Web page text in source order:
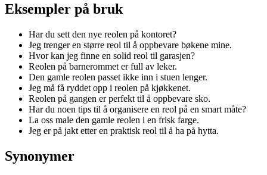
Eksempler på bruk
Har du sett den nye reolen på kontoret?
Jeg trenger en større reol til å oppbevare bøkene mine.
Hvor kan jeg finne en solid reol til garasjen?
Reolen på barnerommet er full av leker.
Den gamle reolen passet ikke inn i stuen lenger.
Jeg må få ryddet opp i reolen på kjøkkenet.
Reolen på gangen er perfekt til å oppbevare sko.
Har du noen tips til å organisere en reol på en smart måte?
La oss male den gamle reolen i en frisk farge.
Jeg er på jakt etter en praktisk reol til å ha på hytta.
Synonymer